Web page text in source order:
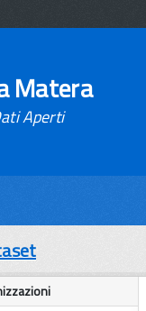
Matera
Aperti